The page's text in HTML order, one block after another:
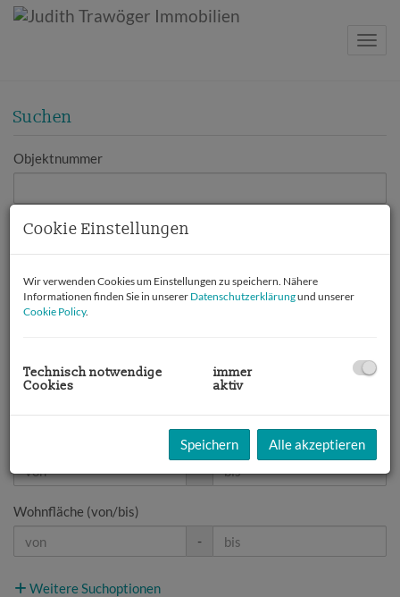
Suchen
Objektnummer
Vermarktungsart
Alle
Miete Kauf
Objektart
Preis
-
Wohnfläche (von/bis)
-
Weitere Suchoptionen
Cookie Einstellungen
Wir verwenden Cookies um Einstellungen zu speichern. Nähere
Informationen finden Sie in unserer Datenschutzerklärungund unserer
Cookie Policy.
Technisch notwendige
Cookies
immer
aktiv
Speichern Alle akzeptieren